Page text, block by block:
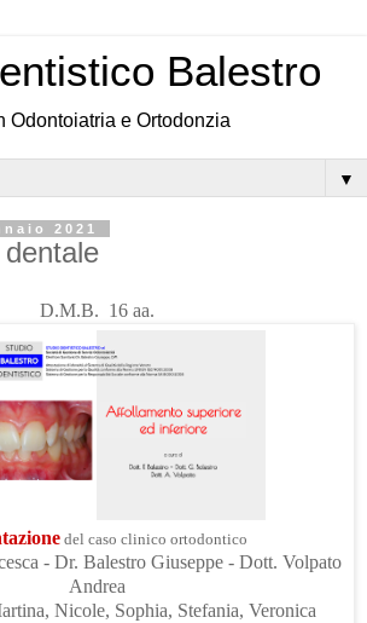
Balestro
Odontoiatria e Ortodonzia
▼
2021
D.M.B. 16 aa.
del caso clinico ortodontico
- Dr. Balestro Giuseppe - Dott. Volpato
Andrea
Nicole, Sophia, Stefania, Veronica